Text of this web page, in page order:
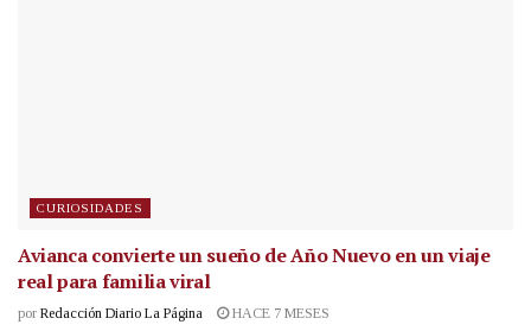
CURIOSIDADES
Avianca convierte un sueño de Año Nuevo en un viaje
real para familia viral
por Redacción Diario La Página HACE 7 MESES